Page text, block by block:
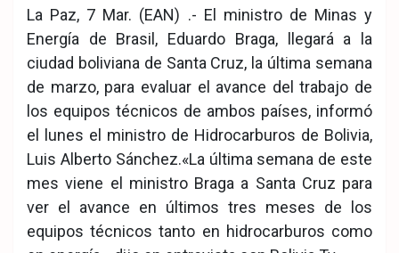
Fac
eb
ook
Twit
ter
Wha
tsA
pp
La Paz, 7 Mar. (EAN) .- El ministro de Minas y
Energía de Brasil, Eduardo Braga, llegará a la
ciudad boliviana de Santa Cruz, la última semana
de marzo, para evaluar el avance del trabajo de
los equipos técnicos de ambos países, informó
el lunes el ministro de Hidrocarburos de Bolivia,
Luis Alberto Sánchez.«La última semana de este
mes viene el ministro Braga a Santa Cruz para
ver el avance en últimos tres meses de los
equipos técnicos tanto en hidrocarburos como